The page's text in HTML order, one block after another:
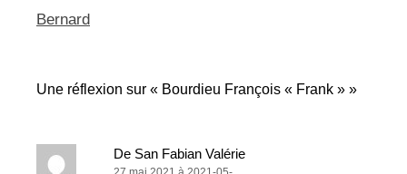
des
Bernard
Une réflexion sur « Bourdieu François « Frank » »
De San Fabian Valérie